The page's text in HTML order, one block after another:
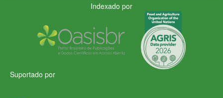
Indexado por
Suportado por